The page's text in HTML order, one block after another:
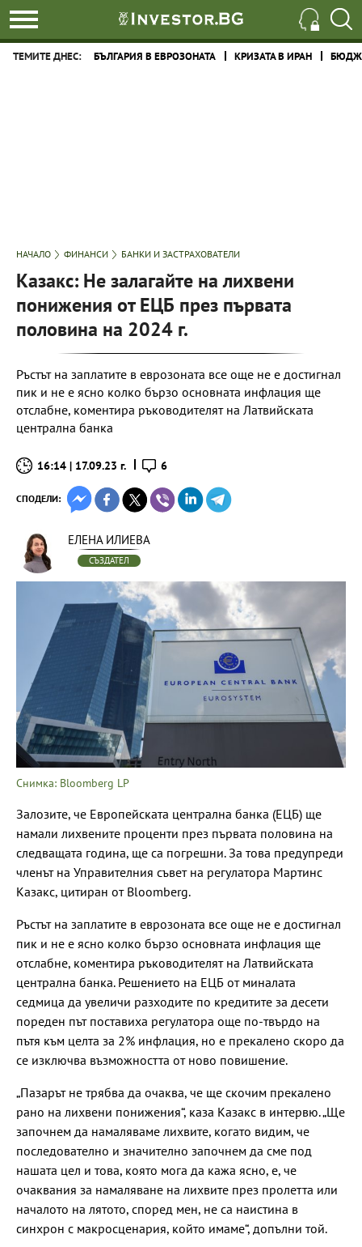
ТЕМИТЕ ДНЕС: БЪЛГАРИЯ В ЕВРОЗОНАТА КРИЗАТА В ИРАН
НАЧАЛО ФИНАНСИ БАНКИ И ЗАСТРАХОВАТЕЛИ
Казакс: Не залагайте на лихвени
понижения от ЕЦБ през първата
половина на 2024 г.
Ръстът на заплатите в еврозоната все още не е достигнал
пик и не е ясно колко бързо основната инфлация ще
отслабне, коментира ръководителят на Латвийската
централна банка
16:14 | 17.09.23 г. 6
СПОДЕЛИ:
ЕЛЕНА ИЛИЕВА
СЪЗДАТЕЛ
Снимка: Bloomberg LP
Залозите, че Европейската централна банка (ЕЦБ) ще
намали лихвените проценти през първата половина на
следващата година, ще са погрешни. За това предупреди
членът на Управителния съвет на регулатора Мартинс
Казакс, цитиран от Bloomberg.
Ръстът на заплатите в еврозоната все още не е достигнал
пик и не е ясно колко бързо основната инфлация ще
отслабне, коментира ръководителят на Латвийската
централна банка. Решението на ЕЦБ от миналата
седмица да увеличи разходите по кредитите за десети
пореден път поставиха регулатора още по-твърдо на
пътя към целта за 2% инфлация, но е прекалено скоро да
се изключва възможността от ново повишение.
„Пазарът не трябва да очаква, че ще скочим прекалено
рано на лихвени понижения“, каза Казакс в интервю. „Ще
започнем да намаляваме лихвите, когато видим, че
последователно и значително започнем да сме под
нашата цел и това, която мога да кажа ясно, е, че
очаквания за намаляване на лихвите през пролетта или
началото на лятото, според мен, не са наистина в
синхрон с макросценария, който имаме“, допълни той.